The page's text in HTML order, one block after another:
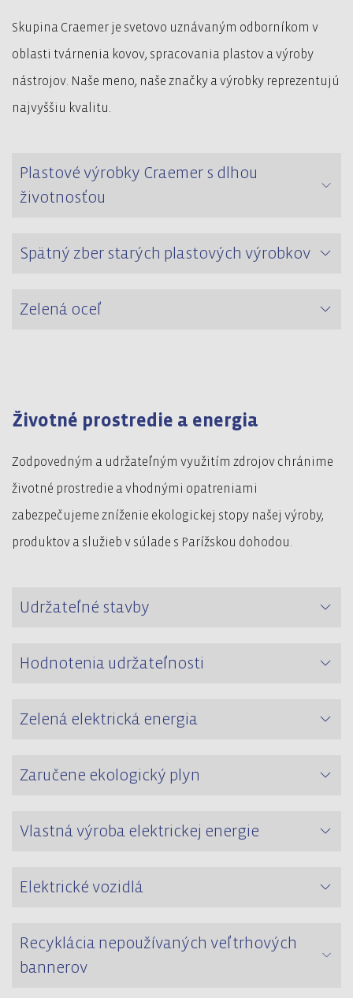
Skupina Craemer je svetovo uznávaným odborníkom v
oblasti tvárnenia kovov, spracovania plastov a výroby
nástrojov. Naše meno, naše značky a výrobky reprezentujú
najvyššiu kvalitu.
Plastové výrobky Craemer s dlhou
životnosťou
Spätný zber starých plastových výrobkov
Zelená oceľ
Životné prostredie a energia
Zodpovedným a udržateľným využitím zdrojov chránime
životné prostredie a vhodnými opatreniami
zabezpečujeme zníženie ekologickej stopy našej výroby,
produktov a služieb v súlade s Parížskou dohodou.
Udržateľné stavby
Hodnotenia udržateľnosti
Zelená elektrická energia
Zaručene ekologický plyn
Vlastná výroba elektrickej energie
Elektrické vozidlá
Recyklácia nepoužívaných veľtrhových
bannerov